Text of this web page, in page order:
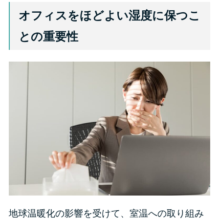
オフィスをほどよい湿度に保つこ
との重要性
地球温暖化の影響を受けて、室温への取り組み